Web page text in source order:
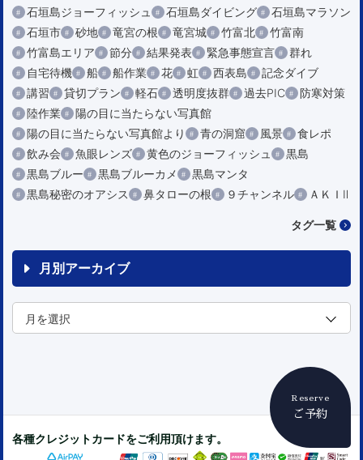
Reserve
ご予約
石垣島ジョーフィッシュ
石垣島ダイビング
石垣島マラソン
石垣市
砂地 竜宮の根 竜宮城 竹富北
竹富南
竹富島エリア
節分 結果発表 緊急事態宣言
群れ
自宅待機
船 船作業 花 虹 西表島
記念ダイブ
講習
貸切プラン 軽石 透明度抜群 過去PIC
防寒対策
陸作業
陽の目に当たらない写真館
陽の目に当たらない写真館より
青の洞窟 風景
食レポ
飲み会
魚眼レンズ 黄色のジョーフィッシュ
黒島
黒島ブルー
黒島ブルーカメ
黒島マンタ
黒島秘密のオアシス
鼻タローの根 ９チャンネル ＡＫＩⅡ
タグ一覧
月別アーカイブ
各種クレジットカードをご利用頂けます。